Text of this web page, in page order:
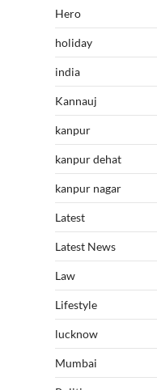
Hero
holiday
india
Kannauj
kanpur
kanpur dehat
kanpur nagar
Latest
Latest News
Law
Lifestyle
lucknow
Mumbai